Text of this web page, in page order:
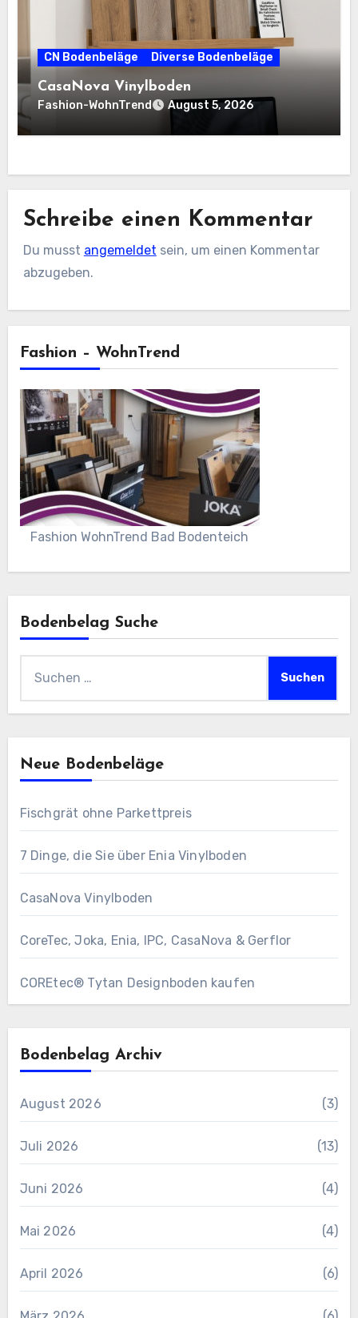
CN Bodenbeläge Diverse Bodenbeläge
CasaNova Vinylboden
Fashion-WohnTrend August 5, 2026
Schreibe einen Kommentar
Du musst angemeldet sein, um einen Kommentar
abzugeben.
Fashion – WohnTrend
Fashion WohnTrend Bad Bodenteich
Bodenbelag Suche
nach:
Neue Bodenbeläge
Fischgrät ohne Parkettpreis
7 Dinge, die Sie über Enia Vinylboden
CasaNova Vinylboden
CoreTec, Joka, Enia, IPC, CasaNova & Gerflor
COREtec® Tytan Designboden kaufen
Bodenbelag Archiv
August 2026 (3)
Juli 2026 (13)
Juni 2026 (4)
Mai 2026 (4)
April 2026 (6)